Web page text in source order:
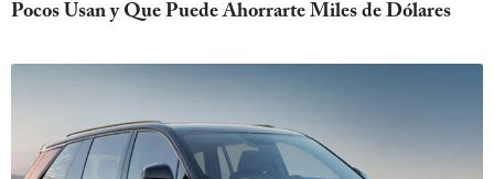
Pocos Usan y Que Puede Ahorrarte Miles de Dólares